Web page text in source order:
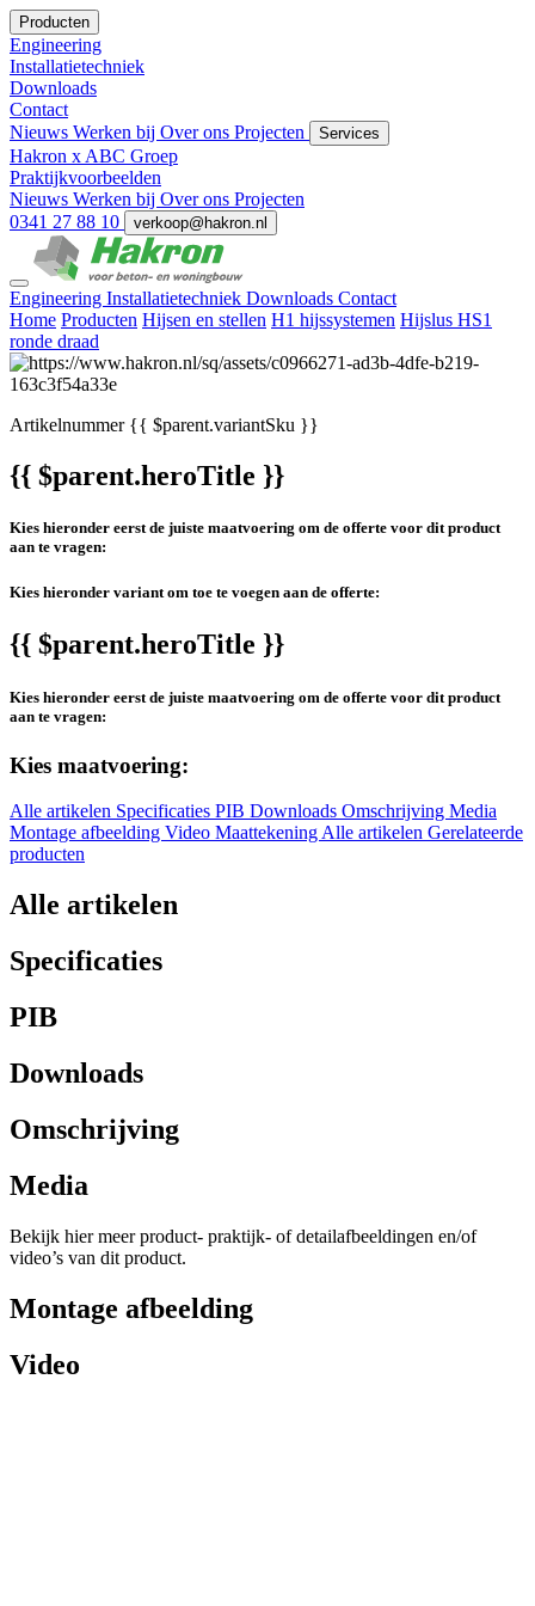
Producten
Engineering
Installatietechniek
Downloads
Contact
Nieuws Werken bij Over ons Projecten Services
Hakron x ABC Groep
Praktijkvoorbeelden
Nieuws Werken bij Over ons Projecten
0341 27 88 10
verkoop@hakron.nl
Engineering Installatietechniek Downloads Contact
Home Producten Hijsen en stellen H1 hijssystemen Hijslus HS1
ronde draad
Artikelnummer{{ $parent.variantSku }}
{{ $parent.heroTitle }}
Kies hieronder eerst de juiste maatvoering om de offerte voor dit product
aan te vragen:
Kies hieronder variant om toe te voegen aan de offerte:
{{ $parent.heroTitle }}
Kies hieronder eerst de juiste maatvoering om de offerte voor dit product
aan te vragen:
Kies maatvoering:
Alle artikelen Specificaties PIB Downloads Omschrijving Media
Montage afbeelding Video MaattekeningAlle artikelen Gerelateerde
producten
Alle artikelen
Specificaties
PIB
Downloads
Omschrijving
Media
Bekijk hier meer product- praktijk- of detailafbeeldingen en/of
video’s van dit product.
Montage afbeelding
Video